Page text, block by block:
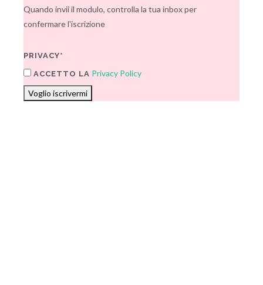
Quando invii il modulo, controlla la tua inbox per
confermare l'iscrizione
PRIVACY*
ACCETTO LA Privacy Policy
Voglio iscrivermi